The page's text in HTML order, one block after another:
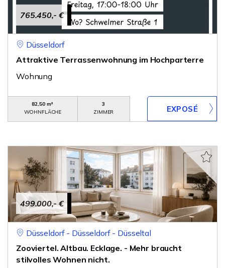
765.450,- €
Düsseldorf
Attraktive Terrassenwohnung im Hochparterre
Wohnung
82,50 m²
WOHNFLÄCHE
3
ZIMMER
499.000,- €
Düsseldorf - Düsseldorf - Düsseltal
Zooviertel. Altbau. Ecklage. - Mehr braucht
stilvolles Wohnen nicht.